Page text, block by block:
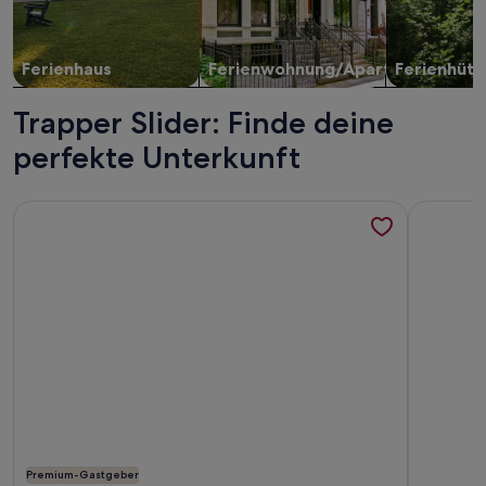
Ferienhaus Ferienwohnung/Apartment
Trapper Slider: Finde deine
perfekte Unterkunft
Premium-Gastgeber
Weitere Infos zu Luftkurort Eslohe Ferienhaus Zentrum